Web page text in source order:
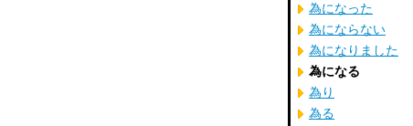
為になった
為にならない
為になりました
為になる
為り
為る